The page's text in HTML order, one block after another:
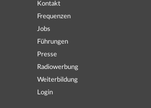
Kontakt
Frequenzen
Jobs
Führungen
Presse
Radiowerbung
Weiterbildung
Login